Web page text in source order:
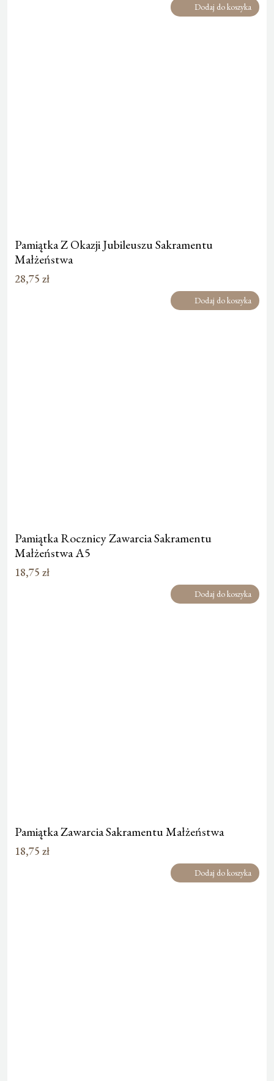
Dodaj do koszyka
Pamiątka Z Okazji Jubileuszu Sakramentu
Małżeństwa
28,75 zł
Dodaj do koszyka
Pamiątka Rocznicy Zawarcia Sakramentu
Małżeństwa A5
18,75 zł
Dodaj do koszyka
Pamiątka Zawarcia Sakramentu Małżeństwa
18,75 zł
Dodaj do koszyka